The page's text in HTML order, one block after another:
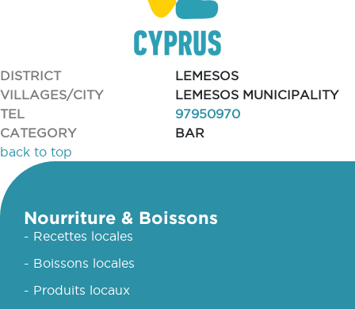
DISTRICT
LEMESOS
VILLAGES/CITY
LEMESOS MUNICIPALITY
TEL
97950970
CATEGORY
BAR
back to top
Nourriture & Boissons
- Recettes locales
- Boissons locales
- Produits locaux